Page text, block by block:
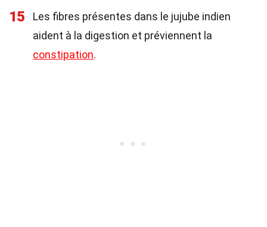
15
Les fibres présentes dans le jujube indien
aident à la digestion et préviennent la
constipation.